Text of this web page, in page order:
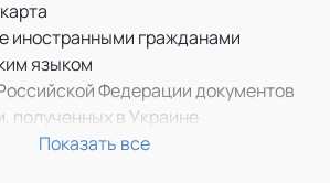
из Туркменистана
депортированным с Крымской
РФ гр-ну Афганистана,
РФ гражданину ДНР
РФ гражданину ЛНР
иностранными гражданами
языком
Федерации документов
полученных в Украине
документов
Показать все